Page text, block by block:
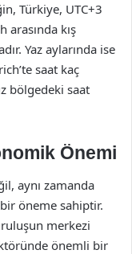
Türkiye, UTC+3
arasında kış
Yaz aylarında ise
saat kaç
bölgedeki saat
Önemi
aynı zamanda
öneme sahiptir.
merkezi
önemli bir